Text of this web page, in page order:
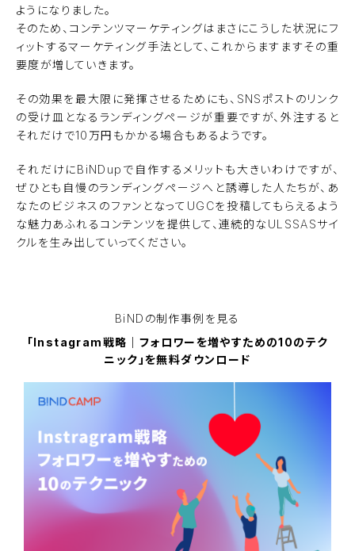
ようになりました。
そのため、コンテンツマーケティングはまさにこうした状況にフ
ィットするマーケティング手法として、これからますますその重
要度が増していきます。
その効果を最大限に発揮させるためにも、SNSポストのリンク
の受け皿となるランディングページが重要ですが、外注すると
それだけで10万円もかかる場合もあるようです。
それだけにBiNDup で自作するメリットも大きいわけですが、
ぜひとも自慢のランディングページへと誘導した人たちが、あ
なたのビジネスのファンとなってUGCを投稿してもらえるよう
な魅力あふれるコンテンツを提供して、連続的なULSSASサイ
クルを生み出していってください。
BiNDの制作事例を見る
「Instagram戦略｜フォロワーを増やすための10のテク
ニック」を無料ダウンロード